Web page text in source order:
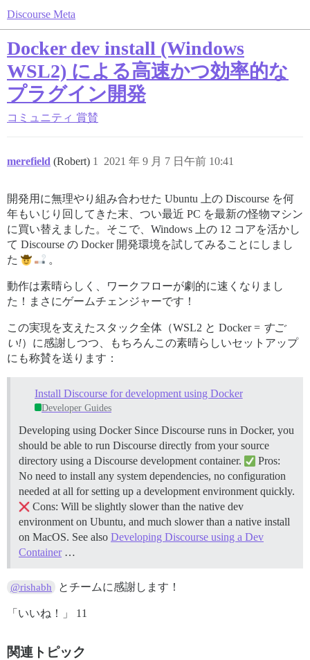
Discourse Meta
Docker dev install (Windows
WSL2) による高速かつ効率的な
プラグイン開発
コミュニティ 賞賛
merefield (Robert) 2021 年 9 月 7 日午前 10:41
1
開発用に無理やり組み合わせた Ubuntu 上の Discourse を何
年もいじり回してきた末、つい最近 PC を最新の怪物マシン
に買い替えました。そこで、Windows 上の 12 コアを活かし
て Discourse の Docker 開発環境を試してみることにしまし
た
。
動作は素晴らしく、ワークフローが劇的に速くなりまし
た！まさにゲームチェンジャーです！
この実現を支えたスタック全体（WSL2 と Docker = すご
い!）に感謝しつつ、もちろんこの素晴らしいセットアップ
にも称賛を送ります：
Install Discourse for development using Docker
Developer Guides
Developing using Docker Since Discourse runs in Docker, you
should be able to run Discourse directly from your source
directory using a Discourse development container.
Pros:
No need to install any system dependencies, no configuration
needed at all for setting up a development environment quickly.
Cons: Will be slightly slower than the native dev
environment on Ubuntu, and much slower than a native install
on MacOS. See also Developing Discourse using a Dev
Container…
@rishabh とチームに感謝します！
「いいね！」 11
関連トピック